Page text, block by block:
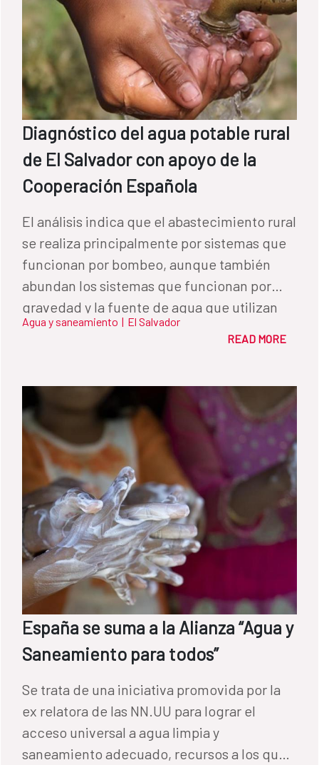
Diagnóstico del agua potable rural
de El Salvador con apoyo de la
Cooperación Española
El análisis indica que el abastecimiento rural
se realiza principalmente por sistemas que
funcionan por bombeo, aunque también
abundan los sistemas que funcionan por
gravedad y la fuente de agua que utilizan
proviene prácticamente en igual medida de
pozos profundos.
Agua y saneamiento | El Salvador
READ MORE
España se suma a la Alianza “Agua y
Saneamiento para todos”
Se trata de una iniciativa promovida por la
ex relatora de las NN.UU para lograr el
acceso universal a agua limpia y
saneamiento adecuado, recursos a los que